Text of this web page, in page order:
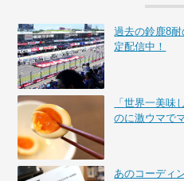
過去の鈴鹿8
定配信中！
「世界一美味
のに激ウマで
あのコーディ